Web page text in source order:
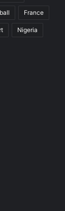
France
Nigeria